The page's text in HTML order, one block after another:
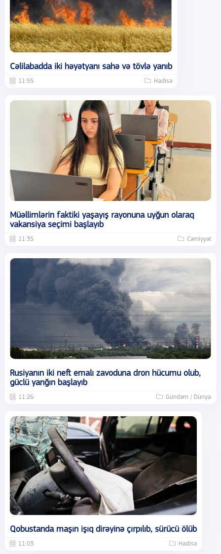
Cəlilabadda iki həyətyanı sahə və tövlə yanıb
11:55 Hadisə
Müəllimlərin faktiki yaşayış rayonuna uyğun olaraq
vakansiya seçimi başlayıb
11:35 Cəmiyyət
Rusiyanın iki neft emalı zavoduna dron hücumu olub,
güclü yanğın başlayıb
11:26 Gündəm / Dünya
Qobustanda maşın işıq dirəyinə çırpılıb, sürücü ölüb
11:03 Hadisə